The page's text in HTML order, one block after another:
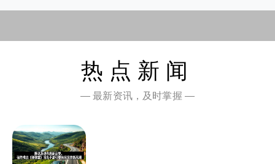
热点新闻
— 最新资讯，及时掌握 —